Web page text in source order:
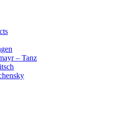
– Tanz